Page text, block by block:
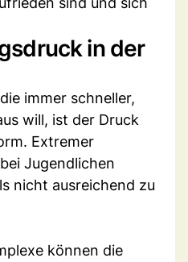
in der
immer schneller,
will, ist der Druck
Extremer
Jugendlichen
nicht ausreichend zu
können die